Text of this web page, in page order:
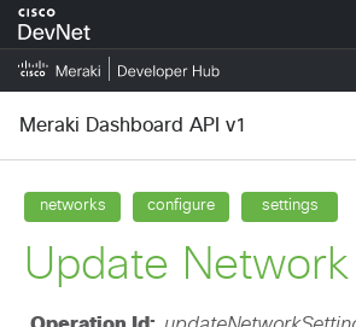
Meraki Dashboard API v1